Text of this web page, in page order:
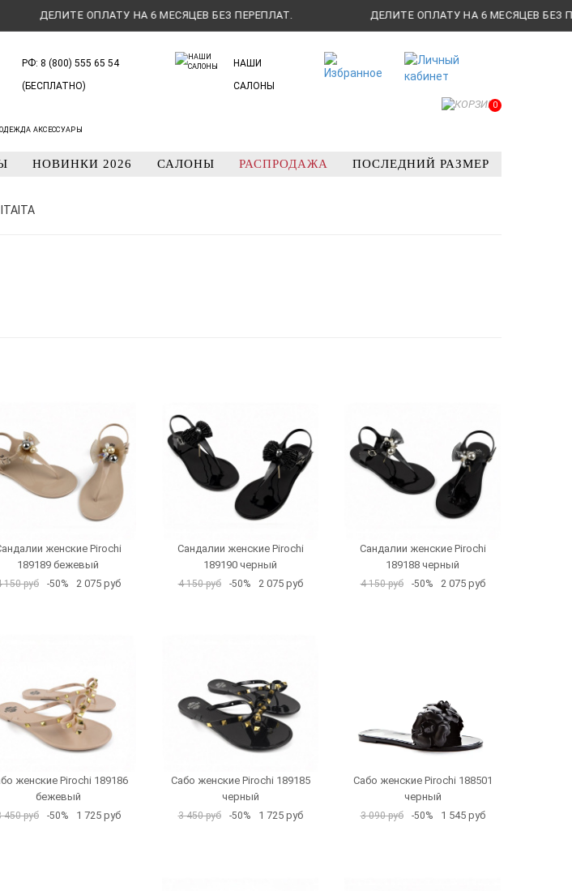
ОПЛАТУ НА 6 МЕСЯЦЕВ БЕЗ ПЕРЕПЛАТ. ДЕЛИТЕ ОПЛАТУ НА 6 МЕСЯЦЕВ БЕЗ ПЕРЕПЛАТ.
РФ: 8 (800) 555 65 54
(БЕСПЛАТНО)
НАШИ
САЛОНЫ
АКСЕССУАРЫ
0
НОВИНКИ 2026 САЛОНЫ РАСПРОДАЖА ПОСЛЕДНИЙ РАЗМЕР
женские Pirochi
189189 бежевый
150 руб -50% 2 075 руб
Сандалии женские Pirochi
189190 черный
4 150 руб -50% 2 075 руб
Сандалии женские Pirochi
189188 черный
4 150 руб -50% 2 075 руб
женские Pirochi 189186
бежевый
450 руб -50% 1 725 руб
Сабо женские Pirochi 189185
черный
3 450 руб -50% 1 725 руб
Сабо женские Pirochi 188501
черный
3 090 руб -50% 1 545 руб